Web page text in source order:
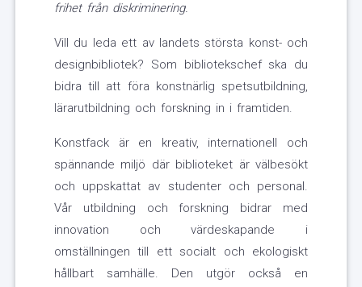
frihet från diskriminering.
Vill du leda ett av landets största konst- och
designbibliotek? Som bibliotekschef ska du
bidra till att föra konstnärlig spetsutbildning,
lärarutbildning och forskning in i framtiden.
Konstfack är en kreativ, internationell och
spännande miljö där biblioteket är välbesökt
och uppskattat av studenter och personal.
Vår utbildning och forskning bidrar med
innovation och värdeskapande i
omställningen till ett socialt och ekologiskt
hållbart samhälle. Den utgör också en